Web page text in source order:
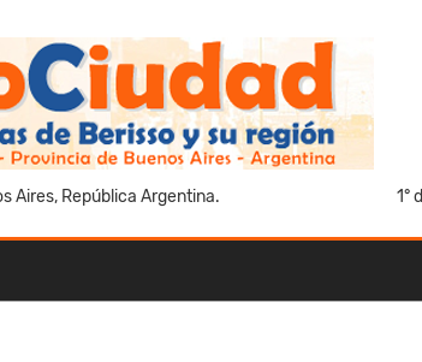
Aires, República Argentina. 1°